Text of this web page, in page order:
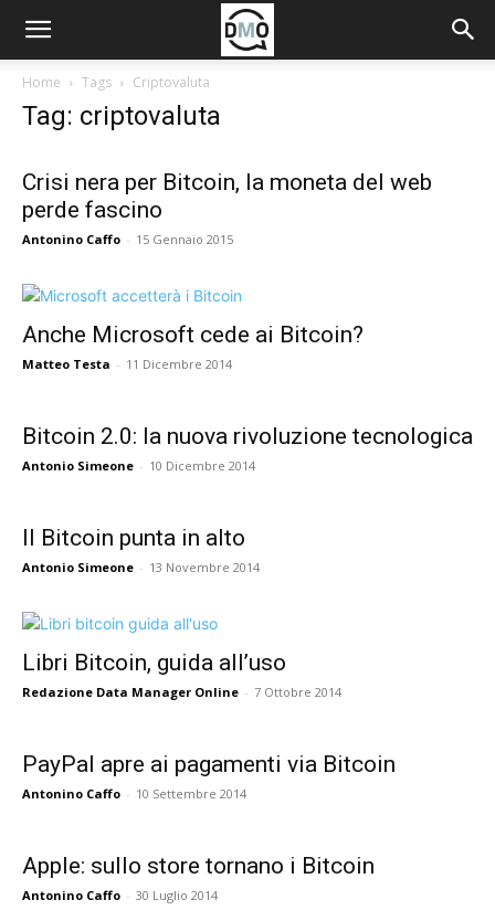
Home Tags Criptovaluta
Tag: criptovaluta
Crisi nera per Bitcoin, la moneta del web
perde fascino
Antonino Caffo - 15 Gennaio 2015
Anche Microsoft cede ai Bitcoin?
Matteo Testa - 11 Dicembre 2014
Bitcoin 2.0: la nuova rivoluzione tecnologica
Antonio Simeone - 10 Dicembre 2014
Il Bitcoin punta in alto
Antonio Simeone - 13 Novembre 2014
Libri Bitcoin, guida all’uso
Redazione Data Manager Online - 7 Ottobre 2014
PayPal apre ai pagamenti via Bitcoin
Antonino Caffo - 10 Settembre 2014
Apple: sullo store tornano i Bitcoin
Antonino Caffo - 30 Luglio 2014